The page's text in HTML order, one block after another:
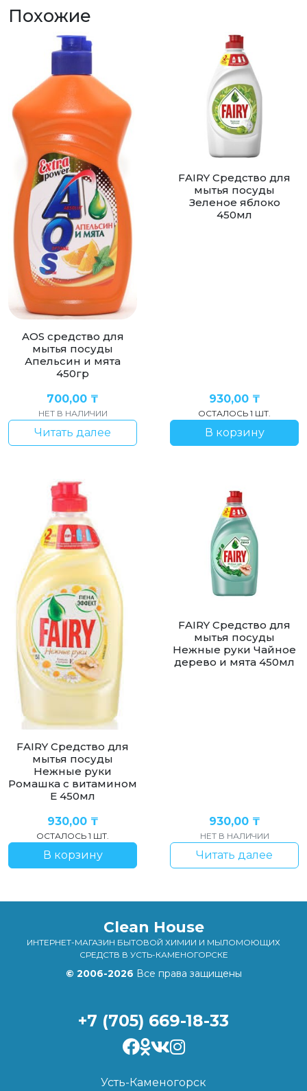
Похожие
AOS cредство для
мытья посуды
Апельсин и мята
450гр
700,00 ₸
НЕТ В НАЛИЧИИ
Читать далее
FAIRY Средство для
мытья посуды
Зеленое яблоко
450мл
930,00 ₸
ОСТАЛОСЬ 1 ШТ.
В корзину
FAIRY Средство для
мытья посуды
Нежные руки
Ромашка с витамином
Е 450мл
930,00 ₸
ОСТАЛОСЬ 1 ШТ.
В корзину
FAIRY Средство для
мытья посуды
Нежные руки Чайное
дерево и мята 450мл
930,00 ₸
НЕТ В НАЛИЧИИ
Читать далее
Clean House
ИНТЕРНЕТ-МАГАЗИН БЫТОВОЙ ХИМИИ И МЫЛОМОЮЩИХ
СРЕДСТВ В УСТЬ-КАМЕНОГОРСКЕ
© 2006-2026 Все права защищены
+7 (705) 669-18-33
Усть-Каменогорск